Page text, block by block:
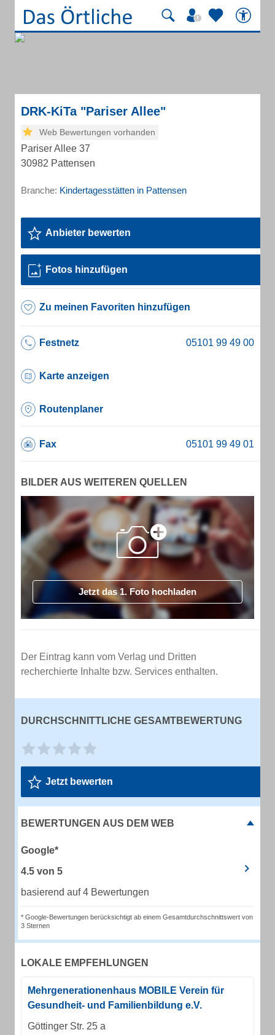
DRK-KiTa "Pariser Allee"
Web Bewertungen vorhanden
Pariser Allee 37
30982 Pattensen
Branche: Kindertagesstätten in Pattensen
Anbieter bewerten
Fotos hinzufügen
Zu meinen Favoriten hinzufügen
Festnetz
Karte anzeigen
Routenplaner
Fax
BILDER AUS WEITEREN QUELLEN
Jetzt das 1. Foto hochladen
Der Eintrag kann vom Verlag und Dritten
recherchierte Inhalte bzw. Services enthalten.
DURCHSCHNITTLICHE GESAMTBEWERTUNG
Jetzt bewerten
BEWERTUNGEN AUS DEM WEB
Google*
4.5 von 5
basierend auf 4 Bewertungen
* Google-Bewertungen berücksichtigt ab einem Gesamtdurchschnittswert von
3 Sternen
LOKALE EMPFEHLUNGEN
Mehrgenerationenhaus MOBILE Verein für
Gesundheit- und Familienbildung e.V.
Göttinger Str. 25 a